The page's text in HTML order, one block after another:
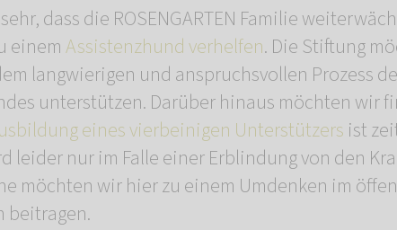
dass die ROSENGARTEN Familie
einemAssistenzhund verhelfen. Die Stiftung
langwierigen und anspruchsvollen Prozess
unterstützen. Darüber hinaus möchten wir
eines vierbeinigen Unterstützers ist
leider nur im Falle einer Erblindung von den
möchten wir hier zu einem Umdenken im
beitragen.